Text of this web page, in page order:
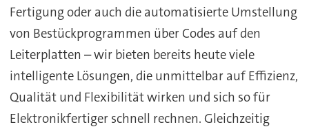
Fertigung oder auch die automatisierte Umstellung
von Bestückprogrammen über Codes auf den
Leiterplatten – wir bieten bereits heute viele
intelligente Lösungen, die unmittelbar auf Effizienz,
Qualität und Flexibilität wirken und sich so für
Elektronikfertiger schnell rechnen. Gleichzeitig